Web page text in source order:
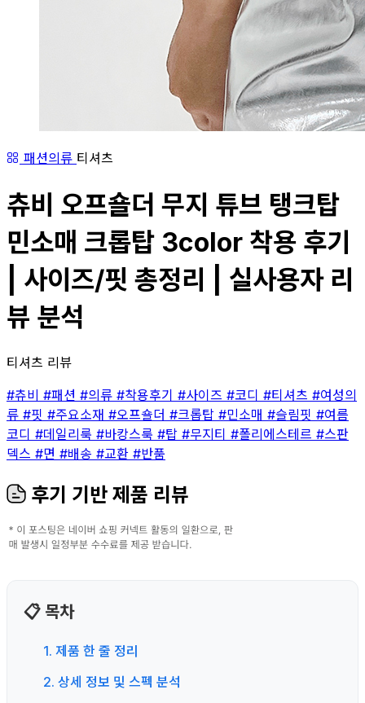
패션의류 티셔츠
츄비 오프숄더 무지 튜브 탱크탑
민소매 크롭탑 3color 착용 후기
| 사이즈/핏 총정리 | 실사용자 리
뷰 분석
티셔츠 리뷰
#츄비 #패션 #의류 #착용후기 #사이즈 #코디 #티셔츠 #여성의
류 #핏 #주요소재 #오프숄더 #크롭탑 #민소매 #슬림핏 #여름
코디 #데일리룩 #바캉스룩 #탑 #무지티 #폴리에스테르 #스판
덱스 #면 #배송 #교환 #반품
후기 기반 제품 리뷰
📋 목차
1. 제품 한 줄 정리
2. 상세 정보 및 스펙 분석